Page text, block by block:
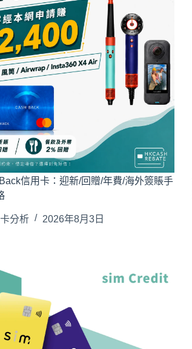
信用卡：迎新/回贈/年費/海外簽賬手
分析 2026年8月3日